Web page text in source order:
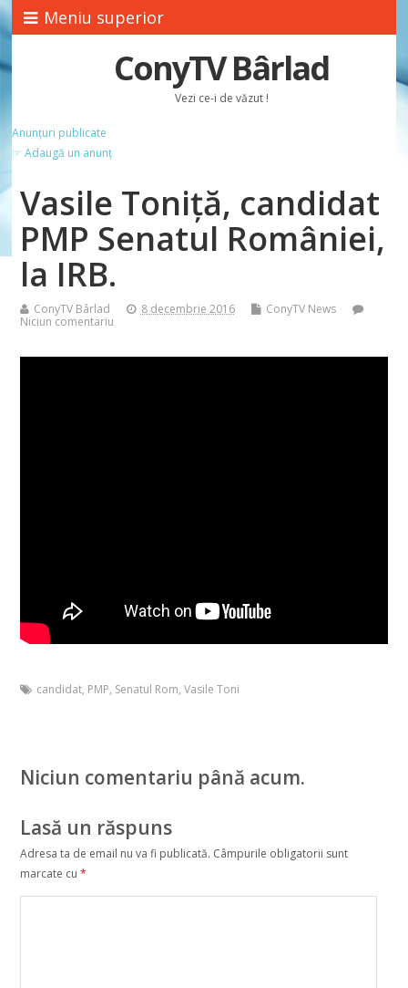
Meniu superior
ConyTV Bârlad
Vezi ce-i de văzut !
Anunțuri publicate
☞ Adaugă un anunț
Vasile Toniţă, candidat
PMP Senatul României,
la IRB.
ConyTV Bârlad 8 decembrie 2016
ConyTV News
Niciun comentariu
candidat, PMP, Senatul Rom, Vasile Toni
Niciun comentariu până acum.
Lasă un răspuns
Adresa ta de email nu va fi publicată. Câmpurile obligatorii sunt
marcate cu *